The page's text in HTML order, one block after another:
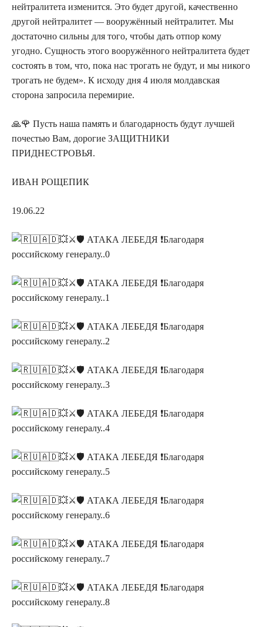
нейтралитета изменится. Это будет другой, качественно
другой нейтралитет — вооружённый нейтралитет. Мы
достаточно сильны для того, чтобы дать отпор кому
угодно. Сущность этого вооружённого нейтралитета будет
состоять в том, что, пока нас трогать не будут, и мы никого
трогать не будем». К исходу дня 4 июля молдавская
сторона запросила перемирие.
🙏🌹 Пусть наша память и благодарность будут лучшей
почестью Вам, дорогие ЗАЩИТНИКИ
ПРИДНЕСТРОВЬЯ.
ИВАН РОЩЕПИК
19.06.22